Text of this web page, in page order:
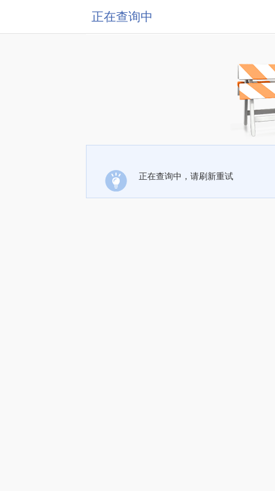
正在查询中
正在查询中，请刷新重试